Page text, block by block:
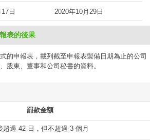
日 2020年10月29日
表的後果
的申報表，載列截至申報表製備日期為止的公司
股東、董事和公司秘書的資料。
罰款金額
過 42 日，但不超過 3 個月